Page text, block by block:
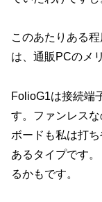
このあたりある
は、通販PCのメ
FolioG1は接続端
す。ファンレス
ボードも私は打
あるタイプです
るかもです。